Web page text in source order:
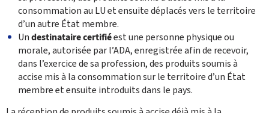
consommation au LU et ensuite déplacés ‎vers le territoire
d’un autre État ‎membre.
Undestinataire certifiéest une personne physique ou
morale, autorisée par l’ADA, enregistrée afin de recevoir,
dans l’exercice ‎de sa profession, des produits ‎soumis à
accise mis à la consommation sur le territoire d’un État
‎membre et ensuite introduits dans le pays. ‎